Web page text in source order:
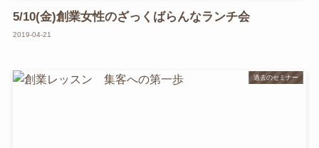
5/10(金)創業女性のざっくばらんなランチ会
2019-04-21
過去のセミナー